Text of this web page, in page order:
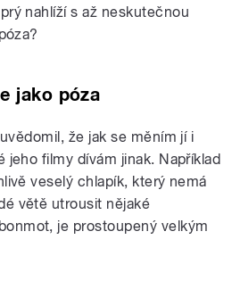
nahlíží s až neskutečnou
jako póza
že jak se měním jí i
jeho filmy dívám jinak. Například
veselý chlapík, který nemá
větě utrousit nějaké
je prostoupený velkým